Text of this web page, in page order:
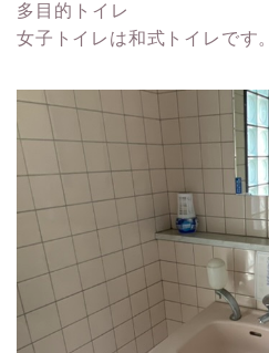
多目的トイレ
女子トイレは和式トイレです。